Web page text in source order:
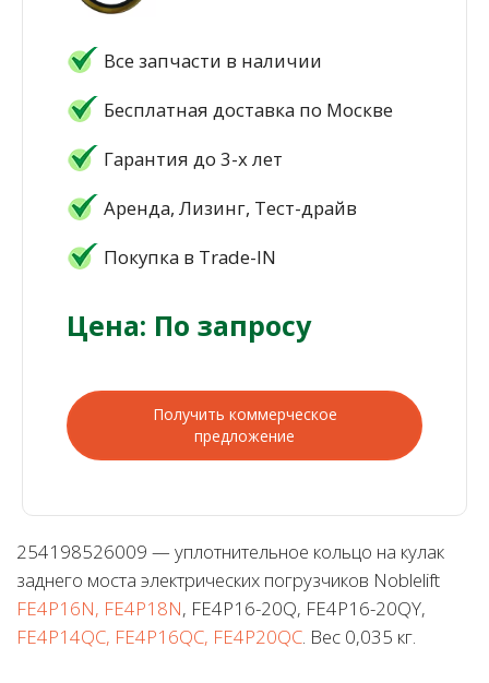
Все запчасти в наличии
Бесплатная доставка по Москве
Гарантия до 3-х лет
Аренда, Лизинг, Тест-драйв
Покупка в Trade-IN
Цена: По запросу
Получить коммерческое
предложение
254198526009 — уплотнительное кольцо на кулак
заднего моста электрических погрузчиков Noblelift
FE4P16N, FE4P18N, FE4P16-20Q, FE4P16-20QY,
FE4P14QC, FE4P16QC, FE4P20QC. Вес 0,035 кг.